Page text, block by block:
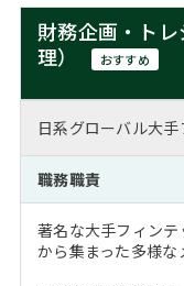
MBAの転職事例
MBAからのFAQ
MBA留学生数の推移
インターン受入企業一覧
MBAを生かす求人特集
よくある面接Q&A集
転職成功への4つの鍵
注目企業インタビュー
キャリアフォーラム
Career Talk Live
MBA NETWORKING
採用情報
ニュースリリース
財務企画・ト
理）
おすすめ
日系グローバル大
職務職責
著名な大手フィン
から集まった多様な